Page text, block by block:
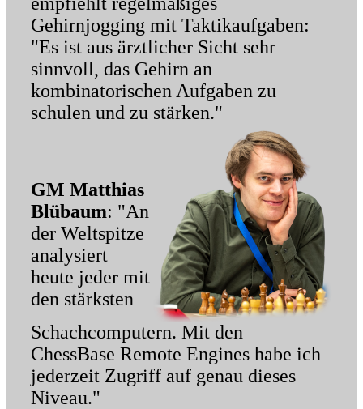
Gehirnjogging mit Taktikaufgaben:
"Es ist aus ärztlicher Sicht sehr
sinnvoll, das Gehirn an
kombinatorischen Aufgaben zu
schulen und zu stärken."
GM Matthias
Blübaum: "An
der Weltspitze
analysiert
heute jeder mit
den stärksten
Schachcomputern. Mit den
ChessBase Remote Engines habe ich
jederzeit Zugriff auf genau dieses
Niveau."